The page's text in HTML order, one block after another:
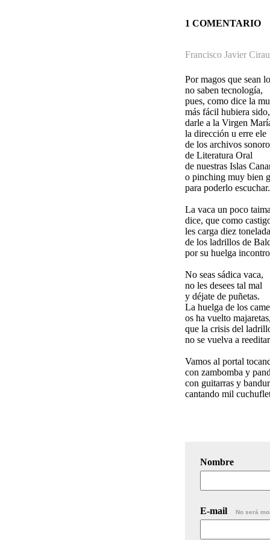
1 COMENTARIO
Francisco Javier
Por magos que sean
no saben tecnología,
pues, como dice la
más fácil hubiera sido,
darle a la Virgen
la dirección u erre ele
de los archivos
de Literatura Oral
de nuestras Islas
o pinching muy bien
para poderlo escuchar.
La vaca un poco
dice, que como
les carga diez
de los ladrillos de
por su huelga
No seas sádica vaca,
no les desees tal mal
y déjate de puñetas.
La huelga de los
os ha vuelto majaretas,
que la crisis del
no se vuelva a
Vamos al portal
con zambomba y
con guitarras y
cantando mil
Nombre
E-mail No será